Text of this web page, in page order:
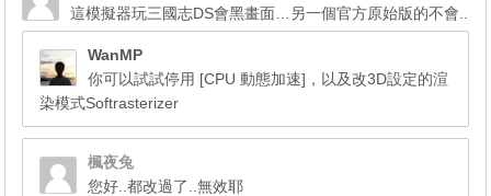
這模擬器玩三國志DS會黑畫面…另一個官方原始版的不會..
WanMP
你可以試試停用 [CPU 動態加速]，以及改3D設定的渲
染模式Softrasterizer
楓夜兔
您好..都改過了..無效耶